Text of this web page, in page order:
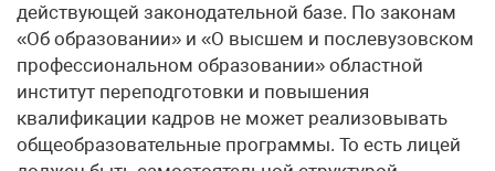
действующей законодательной базе. По законам
«Об образовании» и «О высшем и послевузовском
профессиональном образовании» областной
институт переподготовки и повышения
квалификации кадров не может реализовывать
общеобразовательные программы. То есть лицей